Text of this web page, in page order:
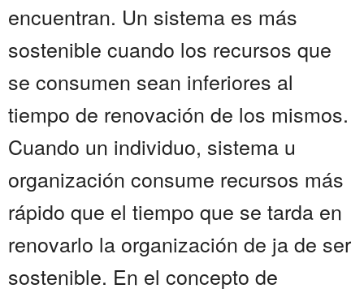
encuentran. Un sistema es más
sostenible cuando los recursos que
se consumen sean inferiores al
tiempo de renovación de los mismos.
Cuando un individuo, sistema u
organización consume recursos más
rápido que el tiempo que se tarda en
renovarlo la organización de ja de ser
sostenible. En el concepto de